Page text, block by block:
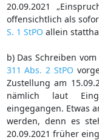
20.09.2021
offensichtlich als
S. 1 StPO allein
b) Das Schreiben
311 Abs. 2 StPO
Zustellung am
nämlich laut
eingegangen. Etwas
werden, denn es
20.09.2021 früher